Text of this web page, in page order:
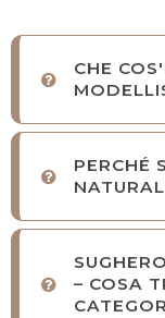
CHE
PERCHÉ
– COSA